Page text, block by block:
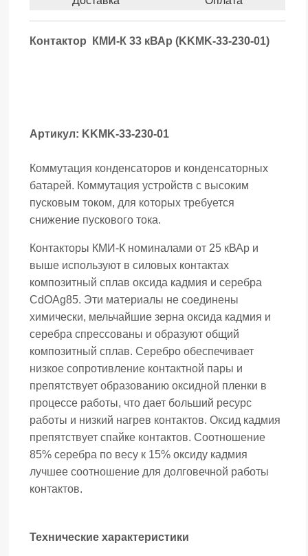
Контактор КМИ-К 33 кВАр (KKMK-33-230-01)
Артикул: KKMK-33-230-01
Коммутация конденсаторов и конденсаторных
батарей. Коммутация устройств с высоким
пусковым током, для которых требуется
снижение пускового тока.
Контакторы КМИ-К номиналами от 25 кВАр и
выше используют в силовых контактах
композитный сплав оксида кадмия и серебра
CdOAg85. Эти материалы не соединены
химически, мельчайшие зерна оксида кадмия и
серебра спрессованы и образуют общий
композитный сплав. Серебро обеспечивает
низкое сопротивление контактной пары и
препятствует образованию оксидной пленки в
процессе работы, что дает больший ресурс
работы и низкий нагрев контактов. Оксид кадмия
препятствует спайке контактов. Соотношение
85% серебра по весу к 15% оксиду кадмия
лучшее соотношение для долговечной работы
контактов.
Технические характеристики